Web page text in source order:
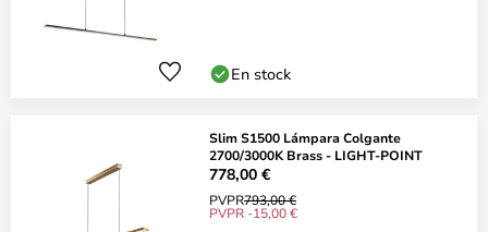
En stock
Slim S1500 Lámpara Colgante
2700/3000K Brass - LIGHT-POINT
778,00 €
PVPR793,00 €
PVPR -15,00 €